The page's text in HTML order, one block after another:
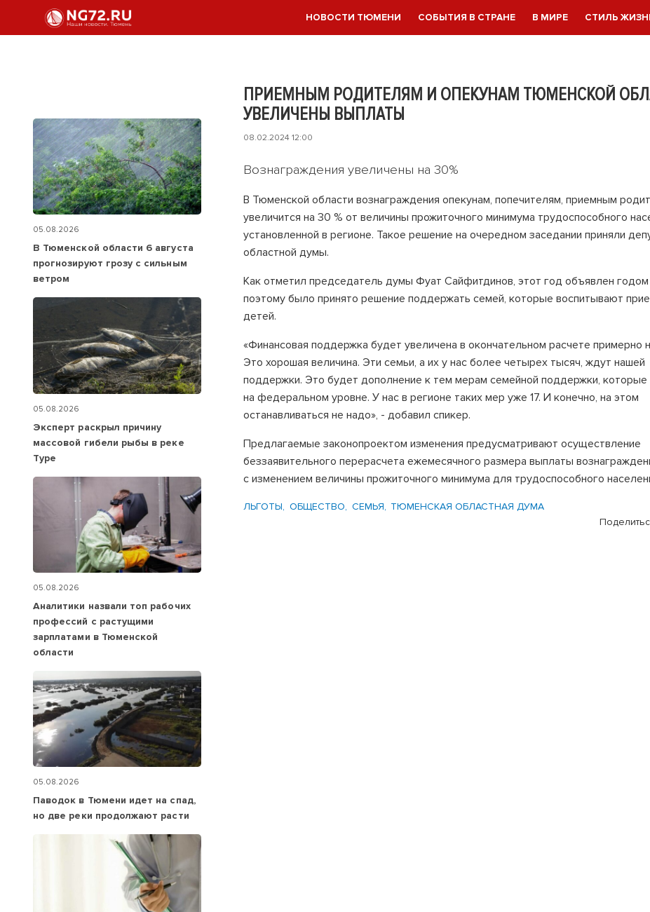
НОВОСТИ ТЮМЕНИ СОБЫТИЯ В СТРАНЕ В МИРЕ СТИЛЬ
ПРИЕМНЫМ РОДИТЕЛЯМ И ОПЕКУНАМ ТЮМЕНСКОЙ
УВЕЛИЧЕНЫ ВЫПЛАТЫ
08.02.2024 12:00
Вознаграждения увеличены на 30%
В Тюменской области вознаграждения опекунам, попечителям, приемным
увеличится на 30 % от величины прожиточного минимума трудоспособного
установленной в регионе. Такое решение на очередном заседании приняли
областной думы.
Как отметил председатель думы Фуат Сайфитдинов, этот год объявлен годом
поэтому было принято решение поддержать семей, которые воспитывают
детей.
«Финансовая поддержка будет увеличена в окончательном расчете примерно
Это хорошая величина. Эти семьи, а их у нас более четырех тысяч, ждут нашей
поддержки. Это будет дополнение к тем мерам семейной поддержки, которые
на федеральном уровне. У нас в регионе таких мер уже 17. И конечно, на этом
останавливаться не надо», - добавил спикер.
Предлагаемые законопроектом изменения предусматривают осуществление
беззаявительного перерасчета ежемесячного размера выплаты
с изменением величины прожиточного минимума для трудоспособного
ЛЬГОТЫ ОБЩЕСТВО СЕМЬЯ
ТЮМЕНСКАЯ ОБЛАСТНАЯ ДУМА
05.08.2026
В Тюменской области 6 августа
прогнозируют грозу с сильным
ветром
05.08.2026
Эксперт раскрыл причину
массовой гибели рыбы в реке
Туре
05.08.2026
Аналитики назвали топ рабочих
профессий с растущими
зарплатами в Тюменской
области
05.08.2026
Паводок в Тюмени идет на спад,
но две реки продолжают расти